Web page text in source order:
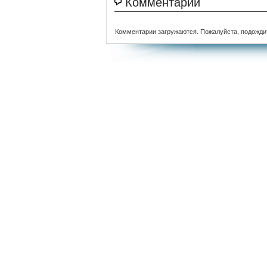
Комментарии загружаются. Пожалуйста,